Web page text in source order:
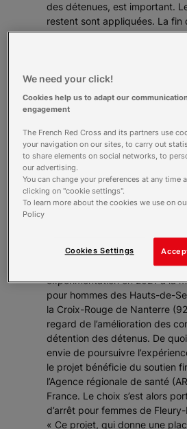
des détenues, est important.
restent sont appliquées. La fin
est proche : tout doit être prêt
cérémonie de clôture. Dans la
une frise dessinée par leurs
retrace le déroulé, mois après
Programme premiers secours
internationale des sociétés de
et du Croissant-Rouge. La
irlandaise fut la première à
établissement pénitentiaire...
programme est aujourd’hui mis
toutes les prisons du pays.
Direction de l’administration
programme prison-justice de
a permis de lancer une
expérimentation en 2021 à la
pour hommes des Hauts-de-
la Croix-Rouge de Nanterre
regard de l’amélioration des
détention des détenus. De
envie de poursuivre
le projet bénéficie du soutien
l’Agence régionale de santé
France. Le choix s’est alors
d’arrêt pour femmes de
« Ce projet, qui donne une
We need your click!
Cookies help us to adapt our
engagement
The French Red Cross and its partners use
your navigation on our sites, to carry out
to share elements on social networks, to
our advertising.
You can change your preferences at any time
clicking on "cookie settings".
To learn more about the cookies we use on
Policy
Cookies Settings